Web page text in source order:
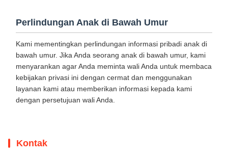
Perlindungan Anak di Bawah Umur
Kami mementingkan perlindungan informasi pribadi anak di
bawah umur. Jika Anda seorang anak di bawah umur, kami
menyarankan agar Anda meminta wali Anda untuk membaca
kebijakan privasi ini dengan cermat dan menggunakan
layanan kami atau memberikan informasi kepada kami
dengan persetujuan wali Anda.
Kontak